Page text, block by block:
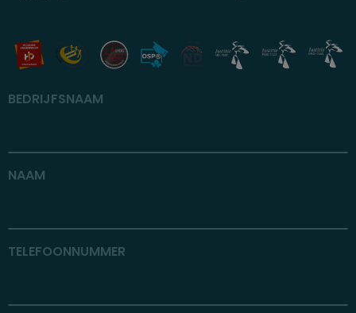
BEDRIJFSNAAM
NAAM
TELEFOONNUMMER